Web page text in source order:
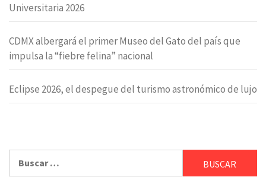
Universitaria 2026
CDMX albergará el primer Museo del Gato del país que
impulsa la “fiebre felina” nacional
Eclipse 2026, el despegue del turismo astronómico de lujo